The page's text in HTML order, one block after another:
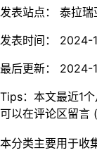
发表站点： 泰拉
发表时间： 2024-
最后更新： 2024-
Tips：本文最近1
本分类主要用于收